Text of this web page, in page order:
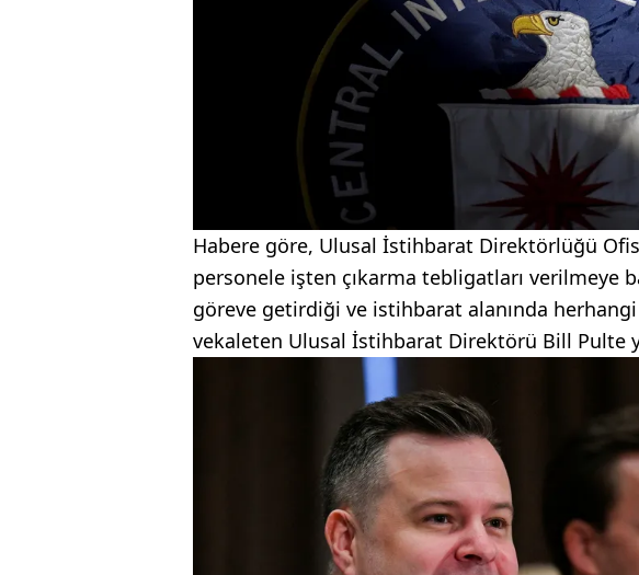
Habere göre, Ulusal İstihbarat Direktörlüğü
personele işten çıkarma tebligatları verilmeye
göreve getirdiği ve istihbarat alanında
vekaleten Ulusal İstihbarat Direktörü Bill Pulte